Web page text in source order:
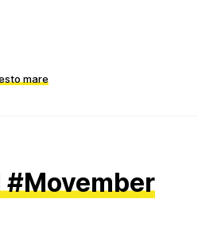
mare
#Movember